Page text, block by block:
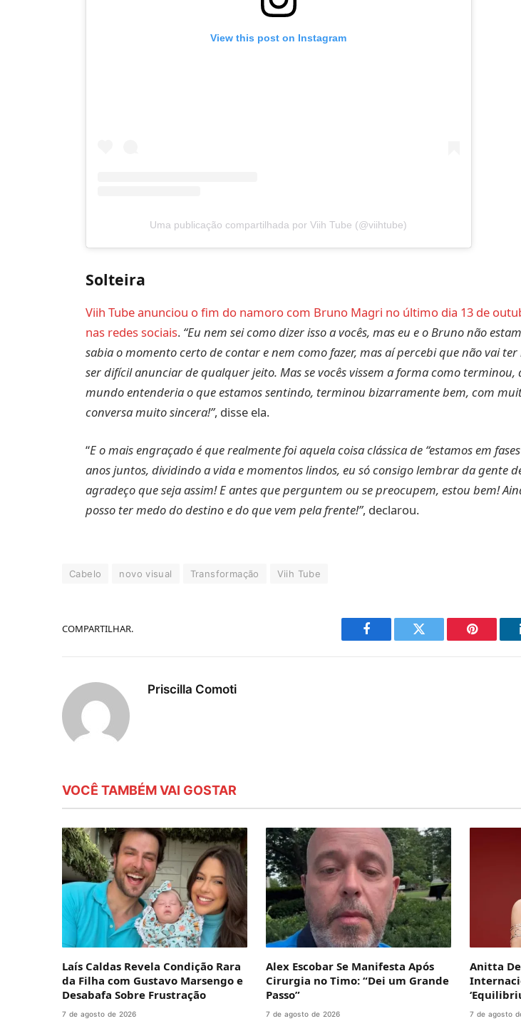
View this post on Instagram
Uma publicação compartilhada por Viih Tube (@viihtube)
Solteira
Viih Tube anunciou o fim do namoro com Bruno Magri no último dia 13 de
nas redes sociais. “Eu nem sei como dizer isso a vocês, mas eu e o Bruno não
sabia o momento certo de contar e nem como fazer, mas aí percebi que não vai
ser difícil anunciar de qualquer jeito. Mas se vocês vissem a forma como terminou,
mundo entenderia o que estamos sentindo, terminou bizarramente bem, com
conversa muito sincera!”, disse ela.
“E o mais engraçado é que realmente foi aquela coisa clássica de “estamos em
anos juntos, dividindo a vida e momentos lindos, eu só consigo lembrar da gente
agradeço que seja assim! E antes que perguntem ou se preocupem, estou bem!
posso ter medo do destino e do que vem pela frente!”, declarou.
Cabelo novo visual Transformação Viih Tube
COMPARTILHAR.
Facebook Twitter Pinterest
Priscilla Comoti
VOCÊ TAMBÉM VAI GOSTAR
Laís Caldas Revela Condição Rara
da Filha com Gustavo Marsengo e
Desabafa Sobre Frustração
7 de agosto de 2026
Alex Escobar Se Manifesta Após
Cirurgia no Timo: “Dei um Grande
Passo”
7 de agosto de 2026
Anitta
7 de agosto